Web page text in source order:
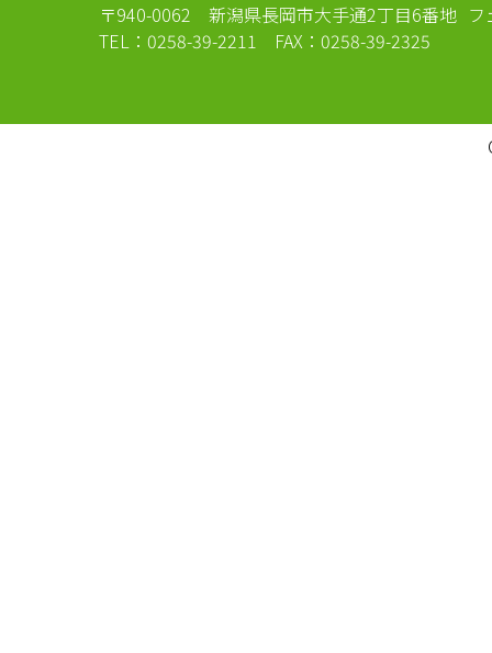
〒940-0062 新潟県長岡市大手通2丁目6番地 フ
TEL：0258-39-2211 FAX：0258-39-2325